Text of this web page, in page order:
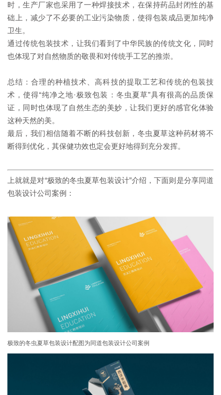
时，生产厂家也采用了一种焊接技术，在保持药品封闭性的基
础上，减少了不必要的工业污染物质，使得包装成品更加纯净
卫生。
通过传统包装技术，让我们看到了中华民族的传统文化，同时
也体现了对自然物质的敬畏和对传统手工艺的推崇。
总结：合理的种植技术、高科技的提取工艺和传统的包装技
术，使得“纯净之地·极致包装：冬虫夏草”具有很高的品质保
证，同时也体现了自然生态的美妙，让我们更好的感官化体验
这种天然的美。
最后，我们相信随着不断的科技创新，冬虫夏草这种药材将不
断得到优化，其保健功效也定会更好地得到充分发挥。
上就就是对“极致的冬虫夏草包装设计”介绍，下面则是分享同道
包装设计公司案例：
极致的冬虫夏草包装设计配图为同道包装设计公司案例